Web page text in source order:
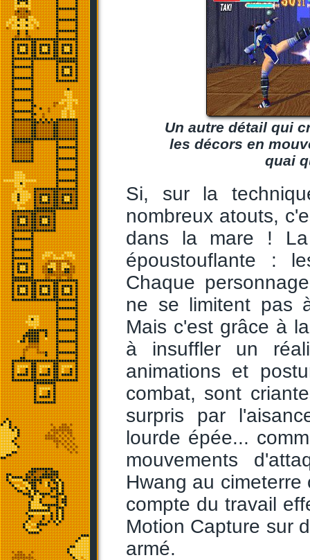
Un autre détail qui
les décors en
quai
Si, sur la
nombreux atouts,
dans la mare ! La
époustouflante :
Chaque
ne se limitent pas
Mais c'est grâce à
à insuffler un
animations et
combat, sont
surpris par
lourde épée...
mouvements
Hwang au
compte du travail
Motion Capture sur
armé.